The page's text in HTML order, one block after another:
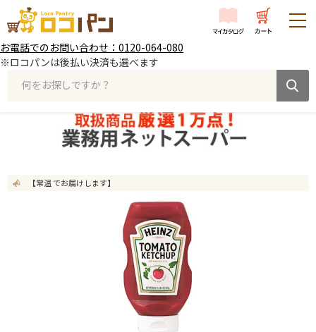
お電話でのお問い合わせ：0120-064-080
※ロコパンは後払い決済も選べます
何をお探しですか？
【常温 でお届けします】